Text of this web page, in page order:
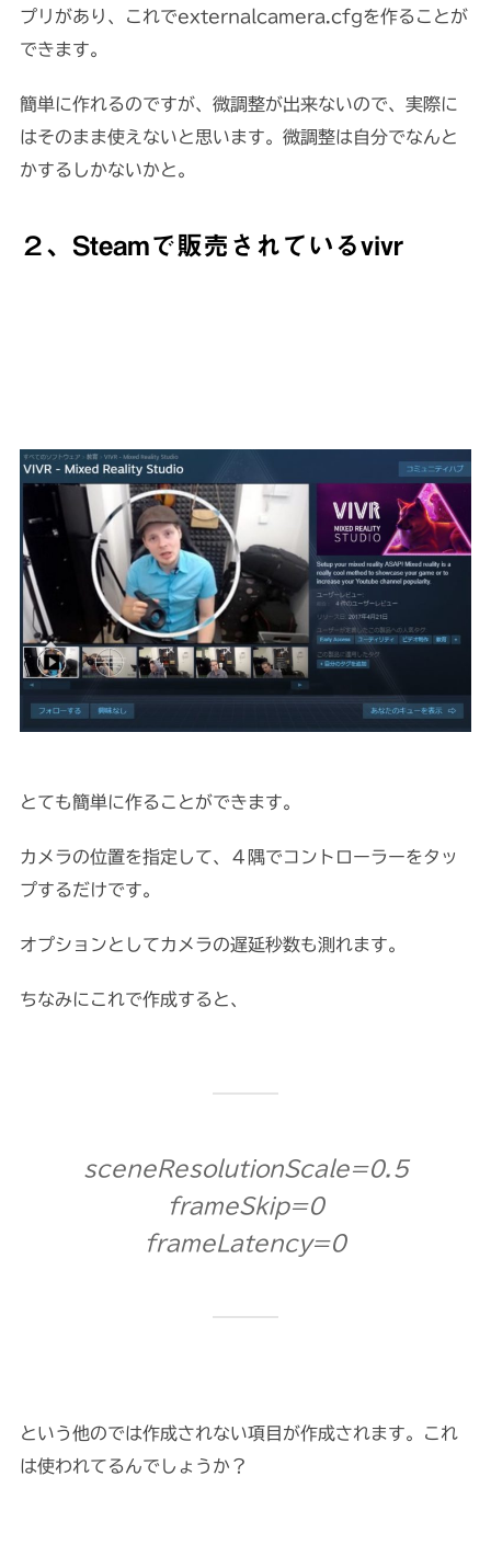
プリがあり、これでexternalcamera.cfgを作ることが
できます。
簡単に作れるのですが、微調整が出来ないので、実際に
はそのまま使えないと思います。微調整は自分でなんと
かするしかないかと。
２、Steamで販売されているvivr
とても簡単に作ることができます。
カメラの位置を指定して、４隅でコントローラーをタッ
プするだけです。
オプションとしてカメラの遅延秒数も測れます。
ちなみにこれで作成すると、
sceneResolutionScale=0.5
frameSkip=0
frameLatency=0
という他のでは作成されない項目が作成されます。これ
は使われてるんでしょうか？